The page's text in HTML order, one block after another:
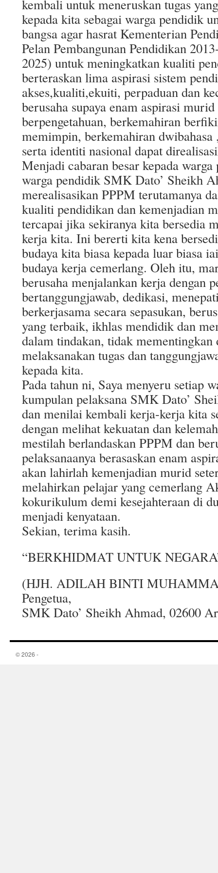
kembali untuk meneruskan tugas
kepada kita sebagai warga pendidik
bangsa agar hasrat Kementerian
Pelan Pembangunan Pendidikan
2025) untuk meningkatkan kualiti
berteraskan lima aspirasi sistem
akses,kualiti,ekuiti, perpaduan dan
berusaha supaya enam aspirasi
berpengetahuan, berkemahiran
memimpin, berkemahiran dwibahasa
serta identiti nasional dapat
Menjadi cabaran besar kepada
warga pendidik SMK Dato’ Sheikh
merealisasikan PPPM terutamanya
kualiti pendidikan dan kemenjadian
tercapai jika sekiranya kita bersedia
kerja kita. Ini bererti kita kena
budaya kita biasa kepada luar biasa
budaya kerja cemerlang. Oleh itu,
berusaha menjalankan kerja dengan
bertanggungjawab, dedikasi,
berkerjasama secara sepasukan,
yang terbaik, ikhlas mendidik dan
dalam tindakan, tidak
melaksanakan tugas dan
kepada kita.
Pada tahun ni, Saya menyeru setiap
kumpulan pelaksana SMK Dato’
dan menilai kembali kerja-kerja kita
dengan melihat kekuatan dan
mestilah berlandaskan PPPM dan
pelaksanaanya berasaskan enam
akan lahirlah kemenjadian murid
melahirkan pelajar yang cemerlang
kokurikulum demi kesejahteraan di
menjadi kenyataan.
Sekian, terima kasih.
“BERKHIDMAT UNTUK
(HJH. ADILAH BINTI
Pengetua,
SMK Dato’ Sheikh Ahmad, 02600
© 2026 -